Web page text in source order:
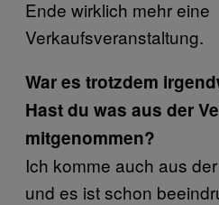
Ende wirklich mehr eine
Verkaufsveranstaltung.
War es trotzdem
Hast du was aus der
mitgenommen?
Ich komme auch aus
und es ist schon